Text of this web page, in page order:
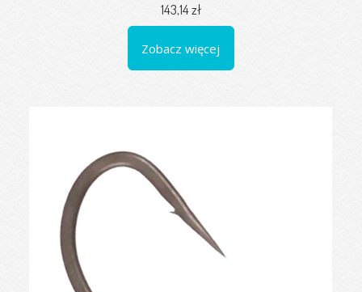
143,14 zł
Zobacz więcej